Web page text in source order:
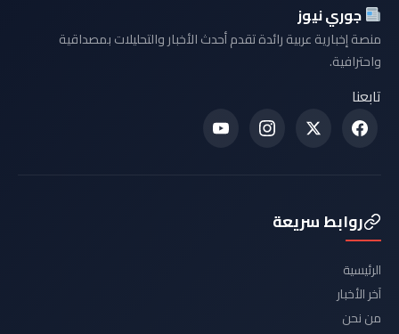
جوري نيوز
منصة إخبارية عربية رائدة تقدم أحدث الأخبار والتحليلات بمصداقية
واحترافية.
تابعنا
روابط سريعة
الرئيسية
آخر الأخبار
من نحن